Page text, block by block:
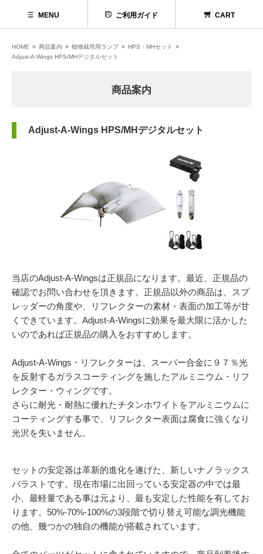
MENU
代理店募集
お問い合わせ
054-270-4456
営業時間：平日：10～19時／土曜：12～18時
ご利用ガイド CART
HOME 商品案内 植物栽培用ランプ
HPS・MHセット
Adjust-A-Wings HPS/MHデジタルセット
商品案内
Adjust-A-Wings HPS/MHデジタルセット
当店のAdjust-A-Wingsは正規品になります。最近、正規品の
確認でお問い合わせを頂きます。正規品以外の商品は、スプ
レッダーの角度や、リフレクターの素材・表面の加工等が甘
くできています。Adjust-A-Wingsに効果を最大限に活かした
いのであれば正規品の購入をおすすめします。
Adjust-A-Wings・リフレクターは、スーパー合金に９７％光
を反射するガラスコーティングを施したアルミニウム・リフ
レクター・ウィングです。
さらに耐光・耐熱に優れたチタンホワイトをアルミニウムに
コーティングする事で、リフレクター表面は腐食に強くなり
光沢を失いません。
セットの安定器は革新的進化を遂げた、新しいナノラックス
バラストです。現在市場に出回っている安定器の中では最
小、最軽量である事は元より、最も安定した性能を有してお
ります。50%-70%-100%の3段階で切り替え可能な調光機能
の他、幾つかの独自の機能が搭載されています。